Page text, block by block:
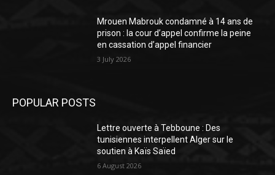
Mrouen Mabrouk condamné à 14 ans de
prison : la cour d’appel confirme la peine
en cassation d’appel financier
3 July 2026
POPULAR POSTS
Lettre ouverte à Tebboune : Des
tunisiennes interpellent Alger sur le
soutien à Kaïs Saïed
6 August 2026